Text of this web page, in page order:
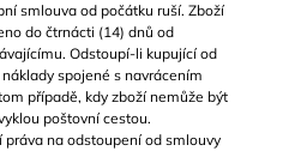
smlouva od počátku ruší. Zboží
do čtrnácti (14) dnů od
Odstoupí-li kupující od
spojené s navrácením
případě, kdy zboží nemůže být
poštovní cestou.
práva na odstoupení od smlouvy